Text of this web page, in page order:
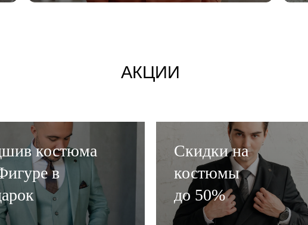
АКЦИИ
костюма
в
Скидки на
костюмы
до 50%